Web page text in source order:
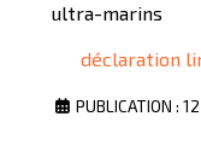
ultra-marins
déclaration
PUBLICATION :